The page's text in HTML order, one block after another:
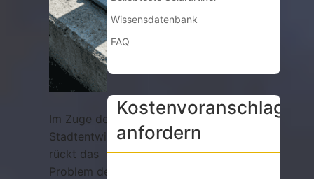
Im Zuge der
Stadtentwicklung
rückt das
Problem der
Wissensdatenbank
FAQ
Kostenvoranschlag
anfordern